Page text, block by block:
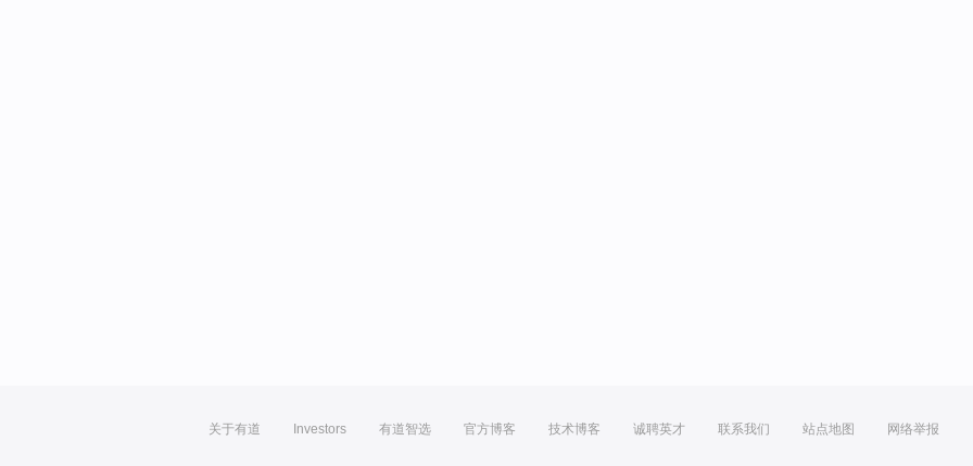
关于有道 Investors 有道智选 官方博客 技术博客 诚聘英才 联系我们 站点地图 网络举报